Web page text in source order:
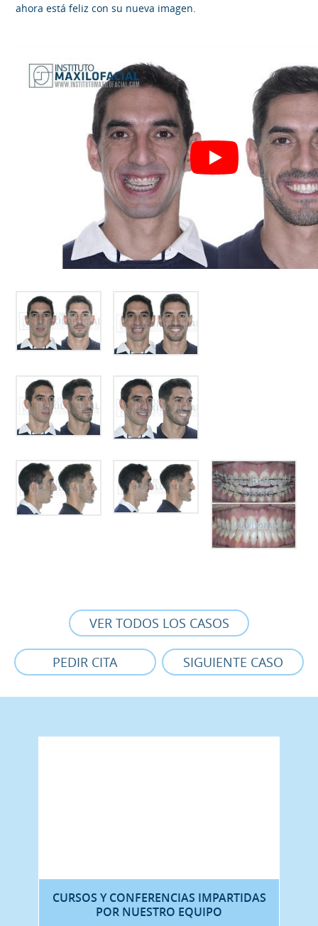
ahora está feliz con su nueva imagen.
VER TODOS LOS CASOS
PEDIR CITA SIGUIENTE CASO
CURSOS Y CONFERENCIAS IMPARTIDAS
POR NUESTRO EQUIPO